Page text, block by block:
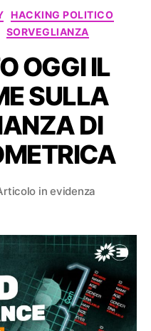
HACKING POLITICO
SORVEGLIANZA
OGGI IL
SULLA
DI
in evidenza